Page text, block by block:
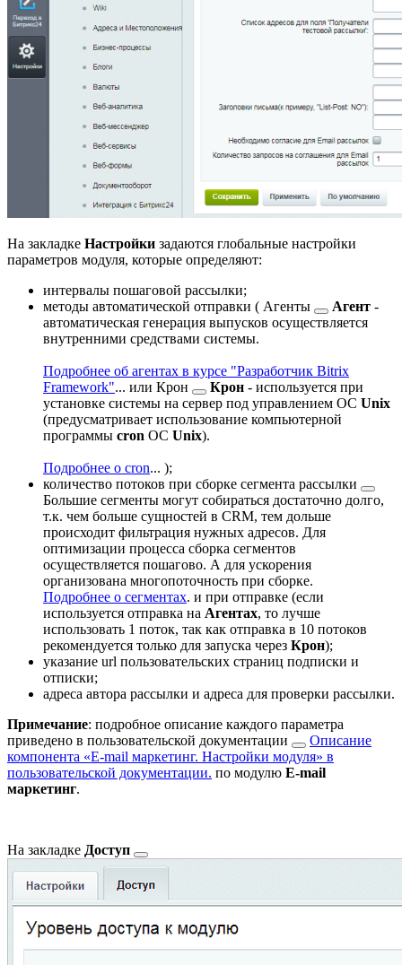
На закладке Настройки задаются глобальные настройки
параметров модуля, которые определяют:
интервалы пошаговой рассылки;
методы автоматической отправки ( Агенты Агент -
автоматическая генерация выпусков осуществляется
внутренними средствами системы.
Подробнее об агентах в курсе "Разработчик Bitrix
Framework"... или Крон Крон - используется при
установке системы на сервер под управлением ОС Unix
(предусматривает использование компьютерной
программы cron ОС Unix).
Подробнее о cron... );
количество потоков при сборке сегмента рассылки
Большие сегменты могут собираться достаточно долго,
т.к. чем больше сущностей в CRM, тем дольше
происходит фильтрация нужных адресов. Для
оптимизации процесса сборка сегментов
осуществляется пошагово. А для ускорения
организована многопоточность при сборке.
Подробнее о сегментах. и при отправке (если
используется отправка на Агентах, то лучше
использовать 1 поток, так как отправка в 10 потоков
рекомендуется только для запуска через Крон);
указание url пользовательских страниц подписки и
отписки;
адреса автора рассылки и адреса для проверки рассылки.
Примечание: подробное описание каждого параметра
приведено в пользовательской документации
Описание
компонента «E-mail маркетинг. Настройки модуля» в
пользовательской документации. по модулю E-mail
маркетинг.
На закладке Доступ